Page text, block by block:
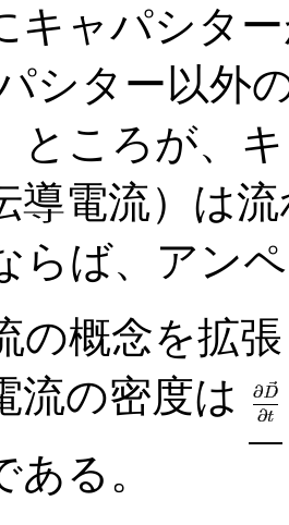
キャパシタ
シター以外
ところが、
導電流）は
らば、アン
の概念を拡
流の密度は
る。